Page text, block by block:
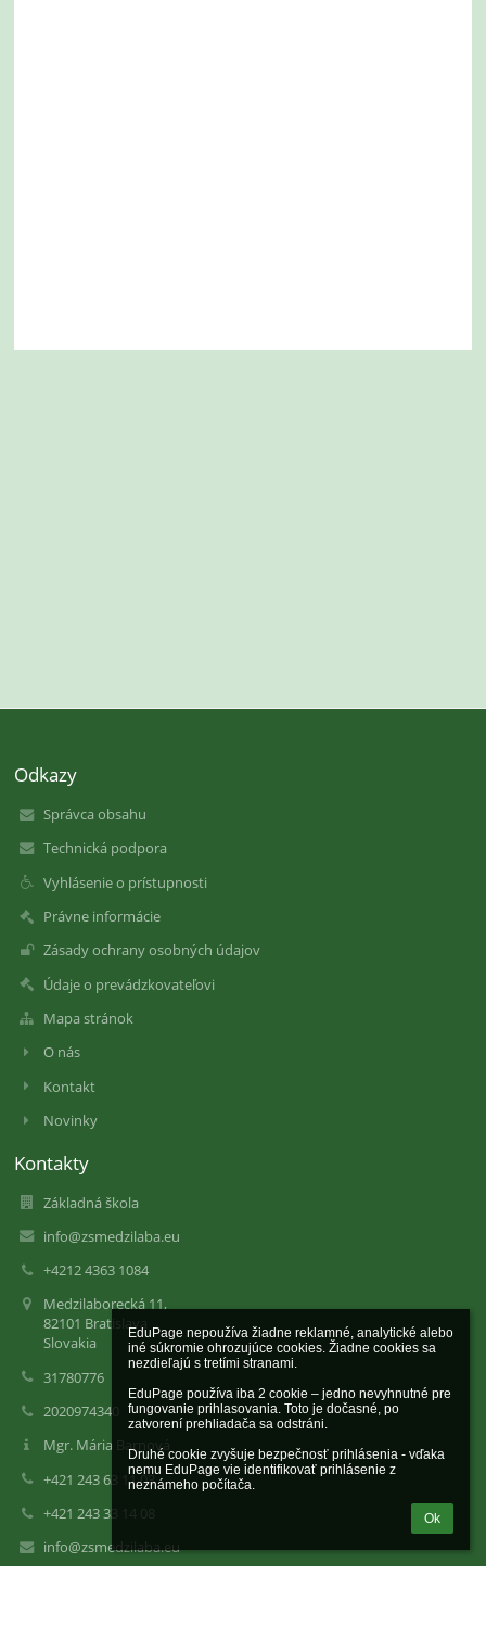
EduPage nepoužíva žiadne reklamné, analytické alebo
iné súkromie ohrozujúce cookies. Žiadne cookies sa
nezdieľajú s tretími stranami.
EduPage používa iba 2 cookie – jedno nevyhnutné pre
fungovanie prihlasovania. Toto je dočasné, po
zatvorení prehliadača sa odstráni.
Druhé cookie zvyšuje bezpečnosť prihlásenia - vďaka
nemu EduPage vie identifikovať prihlásenie z
neznámeho počítača.
Ok
Odkazy
Správca obsahu
Technická podpora
Vyhlásenie o prístupnosti
Právne informácie
Zásady ochrany osobných údajov
Údaje o prevádzkovateľovi
Mapa stránok
O nás
Kontakt
Novinky
Kontakty
Základná škola
info@zsmedzilaba.eu
+4212 4363 1084
Medzilaborecká 11,
82101 Bratislava
Slovakia
31780776
2020974340
Mgr. Mária Barnová
+421 243 63 11 03
+421 243 33 14 08
info@zsmedzilaba.eu